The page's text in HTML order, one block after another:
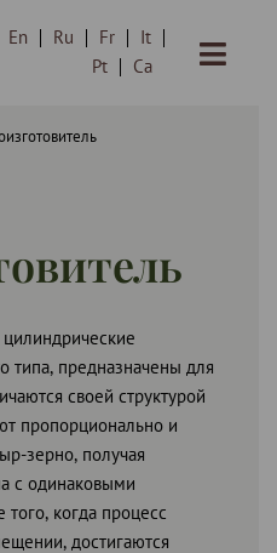
En Ru Fr
It
Pt
Ca
типа, предназначены для
своей структурой
пропорционально и
зерно, получая
с одинаковыми
когда процесс
достигаются